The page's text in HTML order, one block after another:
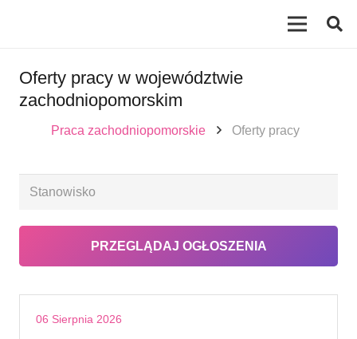
Oferty pracy w województwie
zachodniopomorskim
Praca zachodniopomorskie Oferty pracy
06 Sierpnia 2026